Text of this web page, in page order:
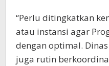
“Perlu ditingkatkan
atau instansi agar
dengan optimal.
juga rutin